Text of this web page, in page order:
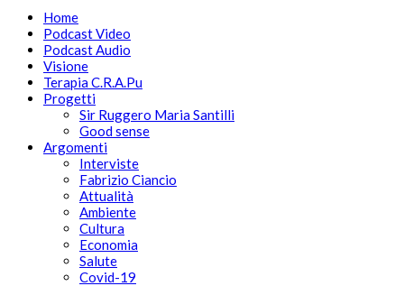
Home
Podcast Video
Podcast Audio
Visione
Terapia C.R.A.Pu
Progetti
Sir Ruggero Maria Santilli
Good sense
Argomenti
Interviste
Fabrizio Ciancio
Attualità
Ambiente
Cultura
Economia
Salute
Covid-19